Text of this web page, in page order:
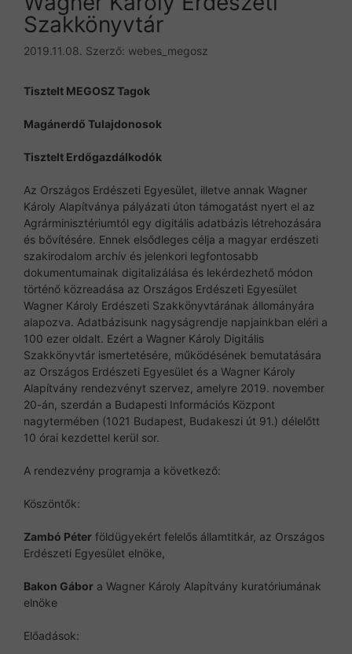
Szakkönyvtár
2019.11.08. Szerző: webes_megosz
Tisztelt MEGOSZ Tagok
Magánerdő Tulajdonosok
Tisztelt Erdőgazdálkodók
Az Országos Erdészeti Egyesület, illetve annak Wagner
Károly Alapítványa pályázati úton támogatást nyert el az
Agrárminisztériumtól egy digitális adatbázis létrehozására
és bővítésére. Ennek elsődleges célja a magyar erdészeti
szakirodalom archív és jelenkori legfontosabb
dokumentumainak digitalizálása és lekérdezhető módon
történő közreadása az Országos Erdészeti Egyesület
Wagner Károly Erdészeti Szakkönyvtárának állományára
alapozva. Adatbázisunk nagyságrendje napjainkban eléri a
100 ezer oldalt. Ezért a Wagner Károly Digitális
Szakkönyvtár ismertetésére, működésének bemutatására
az Országos Erdészeti Egyesület és a Wagner Károly
Alapítvány rendezvényt szervez, amelyre 2019. november
20-án, szerdán a Budapesti Információs Központ
nagytermében (1021 Budapest, Budakeszi út 91.) délelőtt
10 órai kezdettel kerül sor.
A rendezvény programja a következő:
Köszöntők:
Zambó Péter földügyekért felelős államtitkár, az Országos
Erdészeti Egyesület elnöke,
Bakon Gábor a Wagner Károly Alapítvány kuratóriumának
elnöke
Előadások: